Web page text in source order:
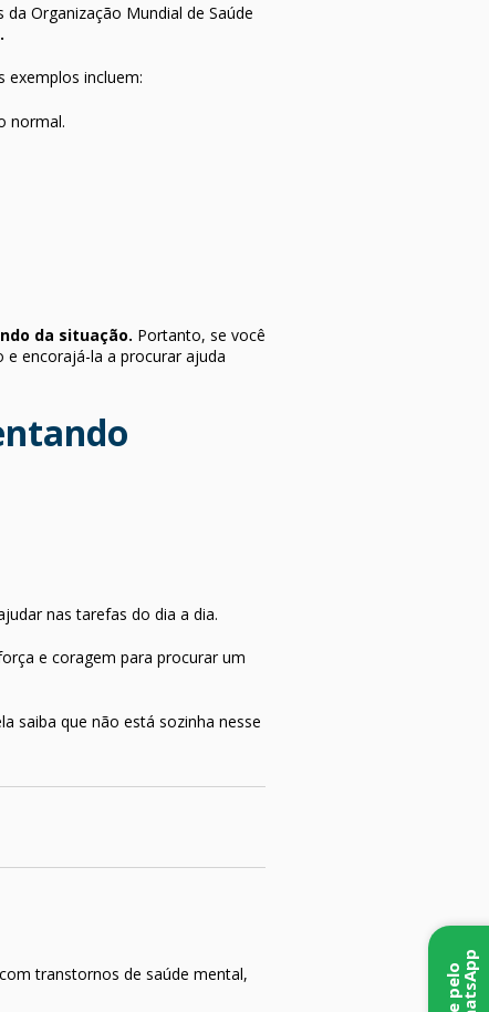
Organização Mundial de Saúde
exemplos incluem:
normal.
da situação. Portanto, se você
encorajá-la a procurar ajuda
nas tarefas do dia a dia.
e coragem para procurar um
saiba que não está sozinha nesse
transtornos de saúde mental,
p